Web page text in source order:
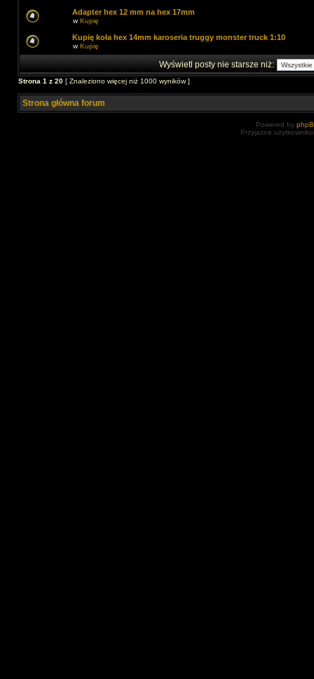
Adapter hex 12 mm na hex 17mm
wKupię
Kupię koła hex 14mm karoseria truggy monster truck 1:10
wKupię
Wyświetl posty nie starsze niż:
Strona 1 z 20 [ Znaleziono więcej niż 1000 wyników ]
Strona główna forum
Powered by
Przyjazne